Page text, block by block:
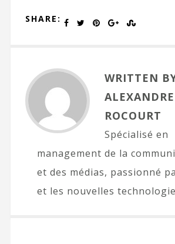
SHARE:
WRITTEN
ALEXANDRE
ROCOURT
Spécialisé en
management de la
et des médias, passionné
et les nouvelles